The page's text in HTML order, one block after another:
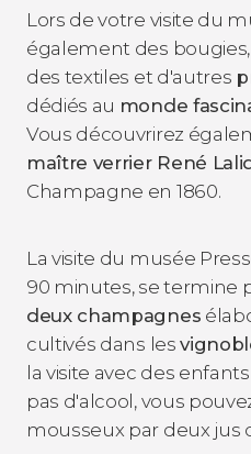
Lors de votre visite du
également des bougies,
des textiles et d'autres
dédiés au monde
Vous découvrirez
maître verrier René
Champagne en 1860.
La visite du musée
90 minutes, se termine
deux champagnes
cultivés dans les
la visite avec des
pas d'alcool, vous
mousseux par deux jus